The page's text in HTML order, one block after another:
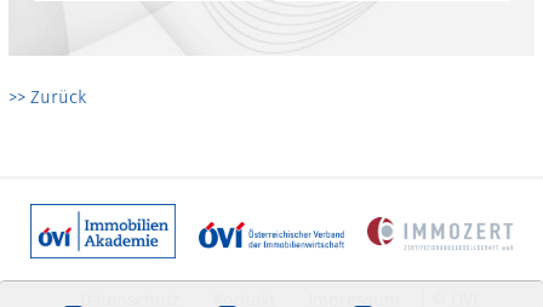
>> Zurück